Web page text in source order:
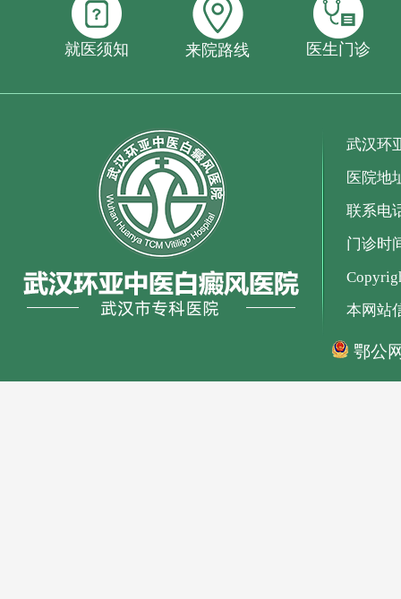
就医须知 来院路线 医生门诊
武汉环
医院地
联系电
门诊时
本网站
鄂公